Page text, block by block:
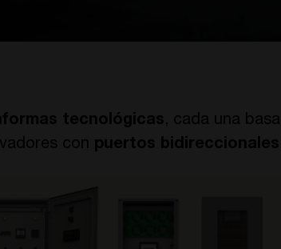
tecnológicas, cada una
con puertos bidireccionales